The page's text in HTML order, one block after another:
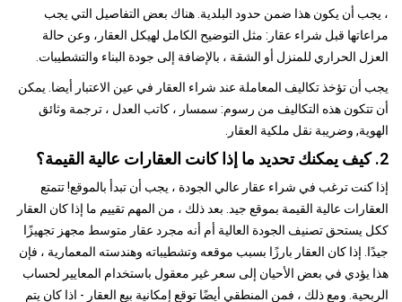
، يجب أن يكون هذا ضمن حدود البلدية. هناك بعض التفاصيل التي يجب
مراعاتها قبل شراء عقار: مثل التوضيح الكامل لهيكل العقار، وعن حالة
العزل الحراري للمنزل أو الشقة ، بالإضافة إلى جودة البناء والتشطيبات.
يجب أن تؤخذ تكاليف المعاملة عند شراء العقار في عين الاعتبار أيضا. يمكن
أن تتكون هذه التكاليف من رسوم: سمسار ، كاتب العدل ، ترجمة وثائق
الهوية, وضريبة نقل ملكية العقار.
2. كيف يمكنك تحديد ما إذا كانت العقارات عالية القيمة؟
إذا كنت ترغب في شراء عقار عالي الجودة ، يجب أن تبدأ بالموقع! تتمتع
العقارات عالية القيمة بموقع جيد. بعد ذلك ، من المهم تقييم ما إذا كان العقار
ككل يستحق تصنيف الجودة العالية أم أنه مجرد عقار متوسط ​​مجهز تجهيزًا
جيدًا. إذا كان العقار بارزًا بسبب موقعه وتشطيباته وهندسته المعمارية ، فإن
هذا يؤدي في بعض الأحيان إلى سعر غير معقول باستخدام المعايير لحساب
الربحية. ومع ذلك ، فمن المنطقي أيضًا توقع إمكانية بيع العقار - اذا كان يتم